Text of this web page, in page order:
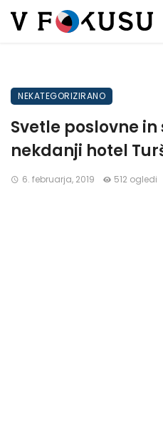
NEKATEGORIZIRANO
Svetle poslovne
nekdanji hotel
6. februarja, 2019 512 ogledi